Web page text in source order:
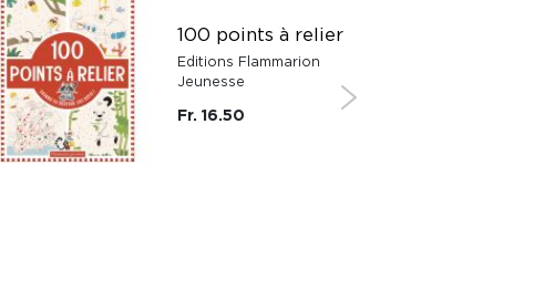
100 points à relier
Editions Flammarion
Jeunesse
Fr. 16.50